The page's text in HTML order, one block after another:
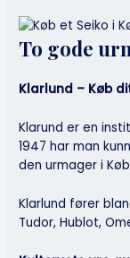
To gode
Klarlund – Køb
Klarund er en
1947 har man
den urmager i
Klarlund fører
Tudor, Hublot,